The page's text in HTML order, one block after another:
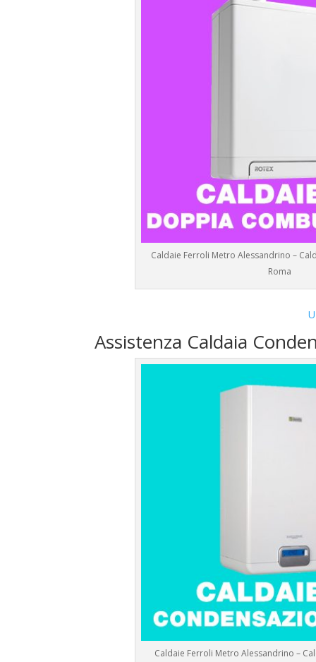
Caldaie Ferroli Metro Alessandrino –
Roma
Assistenza Caldaia
Caldaie Ferroli Metro Alessandrino –